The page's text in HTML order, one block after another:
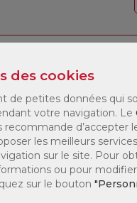
nos tarifs
ici
existe différents dispositifs
jusqu'à 100 % de votre
des cookies
de petites données qui
votre navigation. Le
recommande d’accepter
les meilleurs
sur le site. Pour
ou pour
sur le bouton